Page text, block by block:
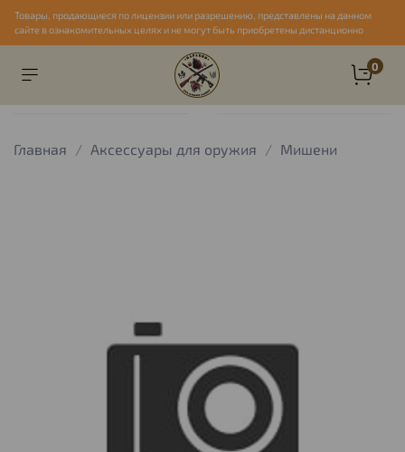
Товары, продающиеся по лицензии или разрешению, представлены на данном
сайте в ознакомительных целях и не могут быть приобретены дистанционно
0
Главная Аксессуары для оружия Мишени